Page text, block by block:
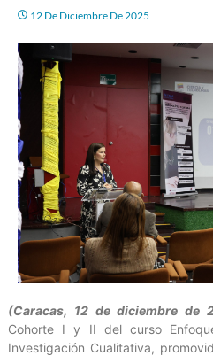
12 De Diciembre De 2025
(Caracas, 12 de diciembre de
Cohorte I y II del curso
Investigación Cualitativa,